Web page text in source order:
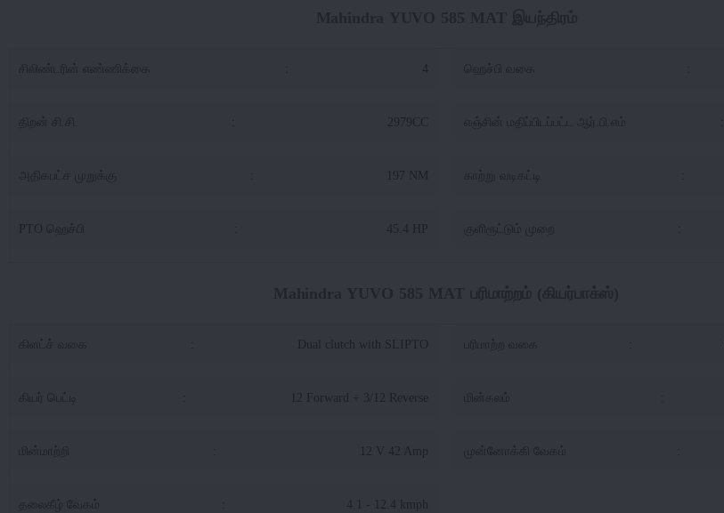
சிலிண்டரின் எண்ணிக்கை 4 ஹெச்பி வகை
திறன் சி.சி. 2979CC எஞ்சின் மதிப்பிடப்பட்ட ஆர்.பி.எம்
அதிகபட்ச முறுக்கு 197 NM காற்று வடிகட்டி
PTO ஹெச்பி 45.4 HP குளிரூட்டும் முறை
கிளட்ச் வகை Dual clutch with SLIPTO பரிமாற்ற வகை
கியர் பெட்டி 12 Forward + 3/12 Reverse மின்கலம்
மின்மாற்றி 12 V 42 Amp முன்னோக்கி வேகம்
தலைகீழ் வேகம் 4.1 - 12.4 kmph